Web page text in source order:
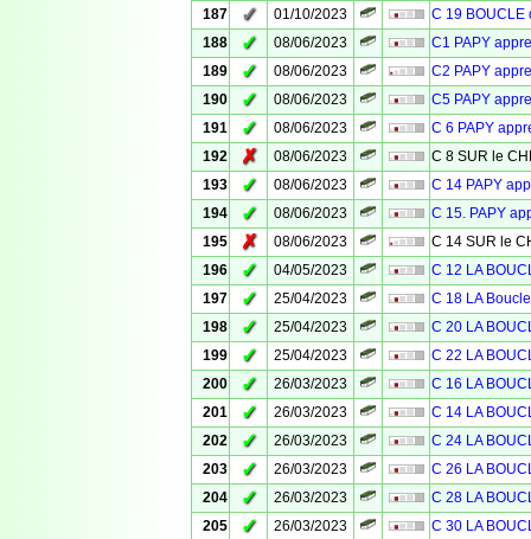
187
✓ 01/10/2023
C 19 BOUCLE
188
✓ 08/06/2023
C1 PAPY
189
✓ 08/06/2023
C2 PAPY
190
✓ 08/06/2023
C5 PAPY
191
✓ 08/06/2023
C 6 PAPY
192
✗ 08/06/2023
C 8 SUR le
193
✓ 08/06/2023
C 14 PAPY
194
✓ 08/06/2023
C 15. PAPY
195
✗ 08/06/2023
C 14 SUR le
196
✓ 04/05/2023
C 12 LA
197
✓ 25/04/2023
C 18 LA
198
✓ 25/04/2023
C 20 LA
199
✓ 25/04/2023
C 22 LA
200
✓ 26/03/2023
C 16 LA
201
✓ 26/03/2023
C 14 LA
202
✓ 26/03/2023
C 24 LA
203
✓ 26/03/2023
C 26 LA
204
✓ 26/03/2023
C 28 LA
205
✓ 26/03/2023
C 30 LA